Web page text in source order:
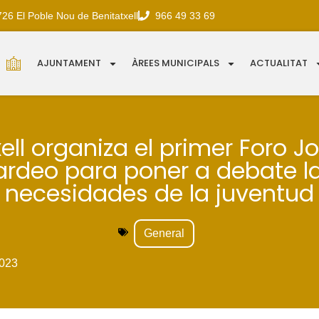
El Poble Nou de Benitatxell 966 49 33 69
AJUNTAMENT ÀREES MUNICIPALS ACTUALITAT
organiza el primer Foro
para poner a debate
necesidades de la juventud
General